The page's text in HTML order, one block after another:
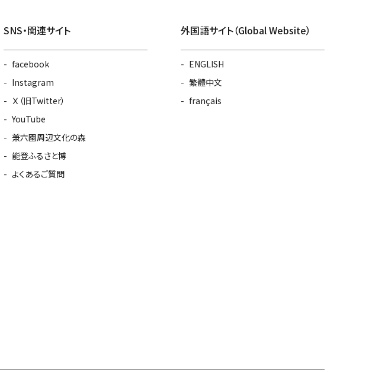
SNS・関連サイト
facebook
Instagram
Ｘ（旧Twitter）
YouTube
兼六園周辺文化の森
能登ふるさと博
よくあるご質問
外国語サイト（Global Website）
ENGLISH
繁體中文
français